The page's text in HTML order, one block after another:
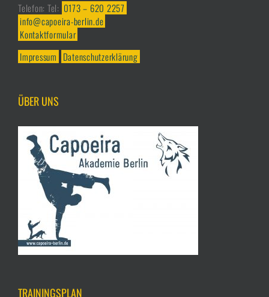
Telefon: Tel: 0173 – 620 2257
info@capoeira-berlin.de
Kontaktformular
Impressum Datenschutzerklärung
ÜBER UNS
TRAININGSPLAN